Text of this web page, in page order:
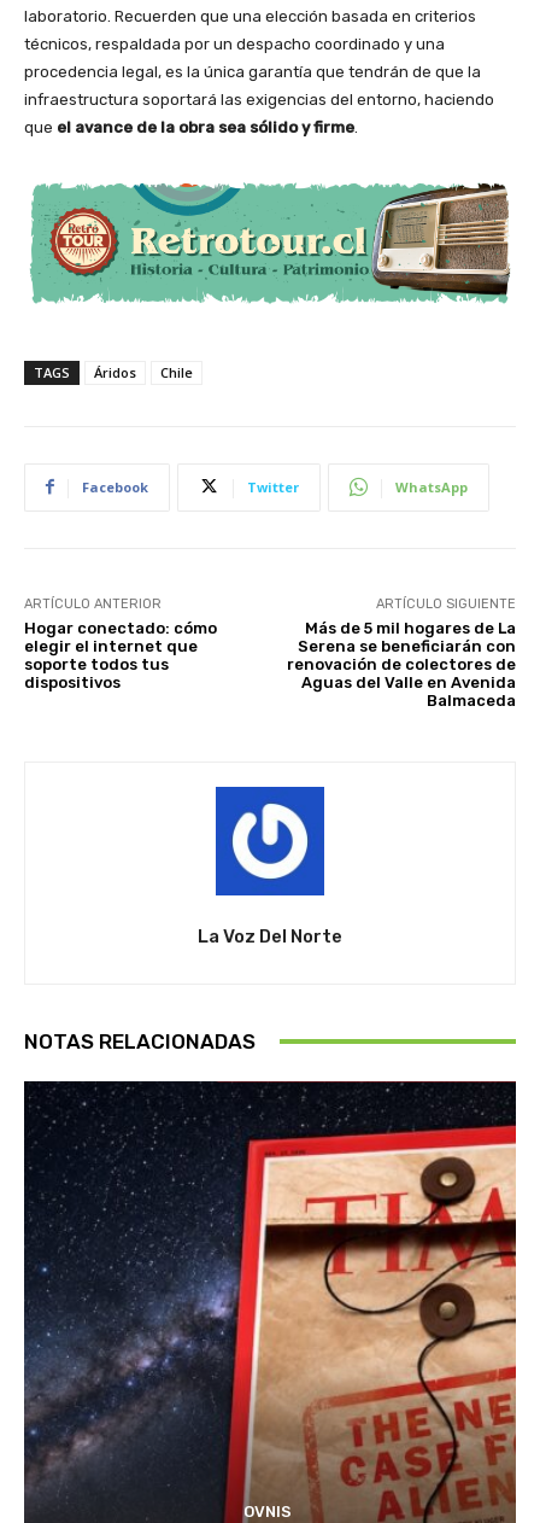
laboratorio. Recuerden que una elección basada en criterios
técnicos, respaldada por un despacho coordinado y una
procedencia legal, es la única garantía que tendrán de que la
infraestructura soportará las exigencias del entorno, haciendo
que el avance de la obra sea sólido y firme.
TAGS Áridos Chile
Facebook Twitter WhatsApp
ARTÍCULO ANTERIOR
Hogar conectado: cómo
elegir el internet que
soporte todos tus
dispositivos
ARTÍCULO SIGUIENTE
Más de 5 mil hogares de La
Serena se beneficiarán con
renovación de colectores de
Aguas del Valle en Avenida
Balmaceda
La Voz Del Norte
NOTAS RELACIONADAS
OVNIS